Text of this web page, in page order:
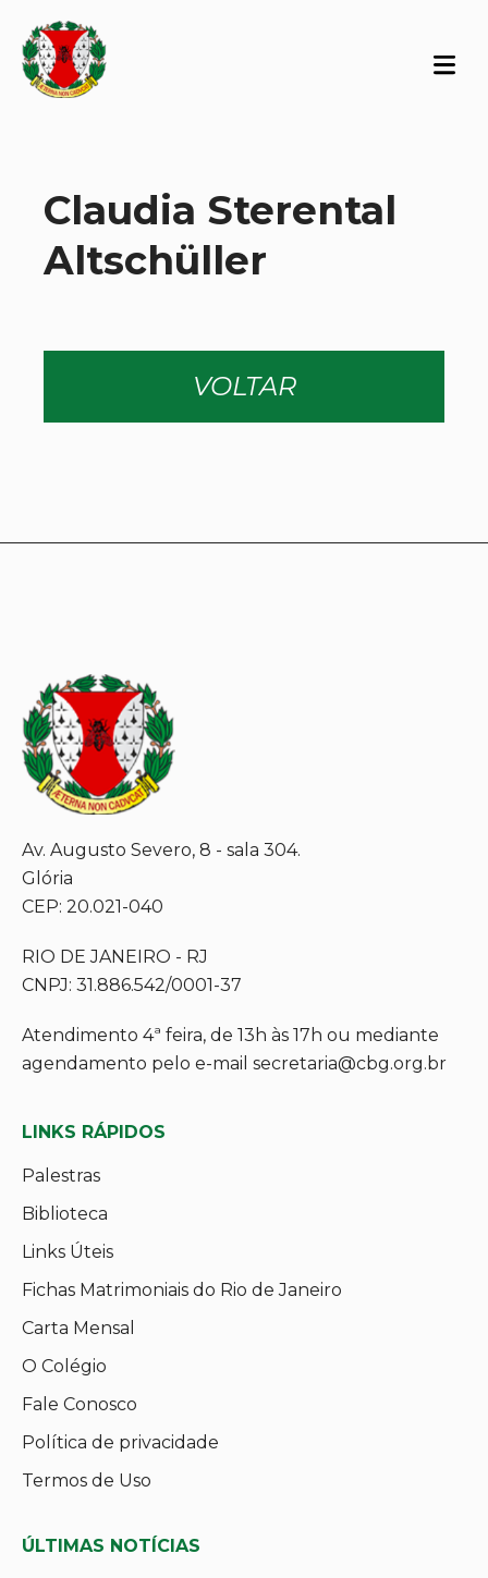
Claudia Sterental
Altschüller
VOLTAR
Av. Augusto Severo, 8 - sala 304.
Glória
CEP: 20.021-040
RIO DE JANEIRO - RJ
CNPJ: 31.886.542/0001-37
Atendimento 4ª feira, de 13h às 17h ou mediante
agendamento pelo e-mail secretaria@cbg.org.br
LINKS RÁPIDOS
Palestras
Biblioteca
Links Úteis
Fichas Matrimoniais do Rio de Janeiro
Carta Mensal
O Colégio
Fale Conosco
Política de privacidade
Termos de Uso
ÚLTIMAS NOTÍCIAS